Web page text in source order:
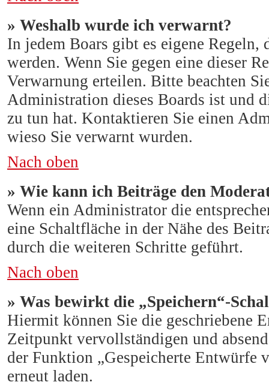
» Weshalb wurde ich verwarnt?
In jedem Boars gibt es eigene
werden. Wenn Sie gegen eine dieser
Verwarnung erteilen. Bitte beachten
Administration dieses Boards ist und
zu tun hat. Kontaktieren Sie einen
wieso Sie verwarnt wurden.
Nach oben
» Wie kann ich Beiträge den
Wenn ein Administrator die
eine Schaltfläche in der Nähe des
durch die weiteren Schritte geführt.
Nach oben
» Was bewirkt die „Speichern“-
Hiermit können Sie die geschriebene
Zeitpunkt vervollständigen und
der Funktion „Gespeicherte Entwürfe
erneut laden.